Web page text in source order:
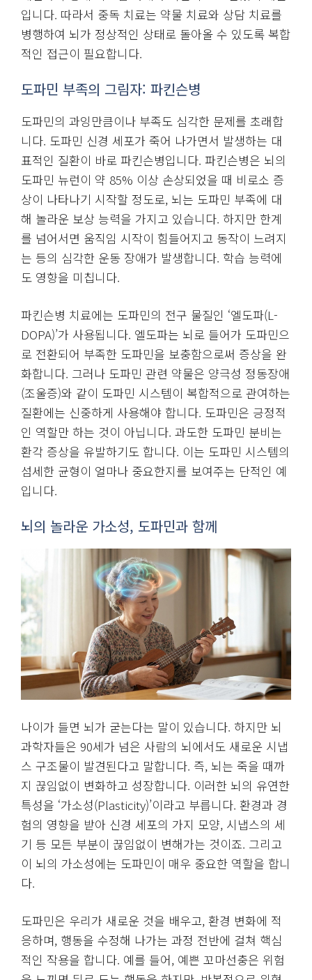
입니다. 따라서 중독 치료는 약물 치료와 상담 치료를
병행하여 뇌가 정상적인 상태로 돌아올 수 있도록 복합
적인 접근이 필요합니다.
도파민 부족의 그림자: 파킨슨병
도파민의 과잉만큼이나 부족도 심각한 문제를 초래합
니다. 도파민 신경 세포가 죽어 나가면서 발생하는 대
표적인 질환이 바로 파킨슨병입니다. 파킨슨병은 뇌의
도파민 뉴런이 약 85% 이상 손상되었을 때 비로소 증
상이 나타나기 시작할 정도로, 뇌는 도파민 부족에 대
해 놀라운 보상 능력을 가지고 있습니다. 하지만 한계
를 넘어서면 움직임 시작이 힘들어지고 동작이 느려지
는 등의 심각한 운동 장애가 발생합니다. 학습 능력에
도 영향을 미칩니다.
파킨슨병 치료에는 도파민의 전구 물질인 ‘엘도파(L-
DOPA)’가 사용됩니다. 엘도파는 뇌로 들어가 도파민으
로 전환되어 부족한 도파민을 보충함으로써 증상을 완
화합니다. 그러나 도파민 관련 약물은 양극성 정동장애
(조울증)와 같이 도파민 시스템이 복합적으로 관여하는
질환에는 신중하게 사용해야 합니다. 도파민은 긍정적
인 역할만 하는 것이 아닙니다. 과도한 도파민 분비는
환각 증상을 유발하기도 합니다. 이는 도파민 시스템의
섬세한 균형이 얼마나 중요한지를 보여주는 단적인 예
입니다.
뇌의 놀라운 가소성, 도파민과 함께
나이가 들면 뇌가 굳는다는 말이 있습니다. 하지만 뇌
과학자들은 90세가 넘은 사람의 뇌에서도 새로운 시냅
스 구조물이 발견된다고 말합니다. 즉, 뇌는 죽을 때까
지 끊임없이 변화하고 성장합니다. 이러한 뇌의 유연한
특성을 ‘가소성(Plasticity)’이라고 부릅니다. 환경과 경
험의 영향을 받아 신경 세포의 가지 모양, 시냅스의 세
기 등 모든 부분이 끊임없이 변해가는 것이죠. 그리고
이 뇌의 가소성에는 도파민이 매우 중요한 역할을 합니
다.
도파민은 우리가 새로운 것을 배우고, 환경 변화에 적
응하며, 행동을 수정해 나가는 과정 전반에 걸쳐 핵심
적인 작용을 합니다. 예를 들어, 예쁜 꼬마선충은 위험